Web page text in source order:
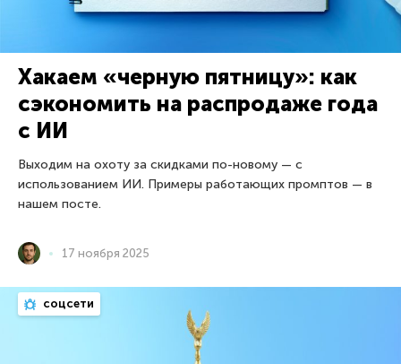
Хакаем «черную пятницу»: как
сэкономить на распродаже года
с ИИ
Выходим на охоту за скидками по-новому — с
использованием ИИ. Примеры работающих промптов — в
нашем посте.
17 ноября 2025
соцсети